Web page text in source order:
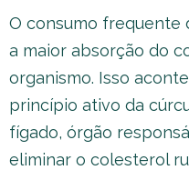
O consumo frequente
a maior absorção do
organismo. Isso
princípio ativo da
fígado, órgão
eliminar o colesterol